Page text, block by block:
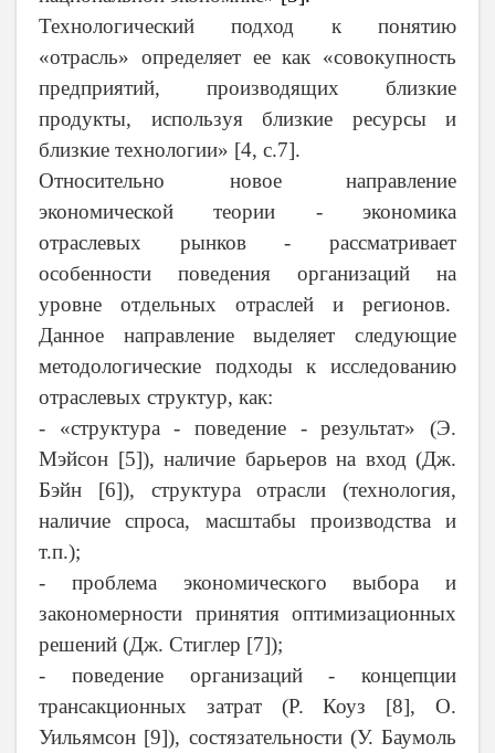
Технологический подход к понятию
«отрасль» определяет ее как «совокупность
предприятий, производящих близкие
продукты, используя близкие ресурсы и
близкие технологии» [4, с.7].
Относительно новое направление
экономической теории - экономика
отраслевых рынков - рассматривает
особенности поведения организаций на
уровне отдельных отраслей и регионов.
Данное направление выделяет следующие
методологические подходы к исследованию
отраслевых структур, как:
- «структура - поведение - результат» (Э.
Мэйсон [5]), наличие барьеров на вход (Дж.
Бэйн [6]), структура отрасли (технология,
наличие спроса, масштабы производства и
т.п.);
- проблема экономического выбора и
закономерности принятия оптимизационных
решений (Дж. Стиглер [7]);
- поведение организаций - концепции
трансакционных затрат (Р. Коуз [8], О.
Уильямсон [9]), состязательности (У. Баумоль